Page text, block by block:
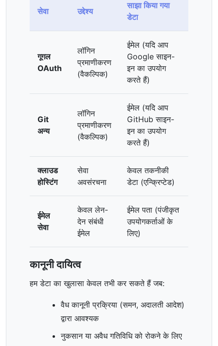
सेवा उद्देश्य
साझा किया गया
डेटा
गूगल
OAuth
लॉगिन
प्रमाणीकरण
(वैकल्पिक)
ईमेल (यदि आप
Google साइन-
इन का उपयोग
करते हैं)
Git
अन्य
लॉगिन
प्रमाणीकरण
(वैकल्पिक)
ईमेल (यदि आप
GitHub साइन-
इन का उपयोग
करते हैं)
क्लाउड
होस्टिंग
सेवा
अवसंरचना
केवल तकनीकी
डेटा (एन्क्रिप्टेड)
ईमेल
सेवा
केवल लेन-
देन संबंधी
ईमेल
ईमेल पता (पंजीकृत
उपयोगकर्ताओं के
लिए)
कानूनी दायित्व
हम डेटा का खुलासा केवल तभी कर सकते हैं जब:
वैध कानूनी प्रक्रिया (समन, अदालती आदेश)
द्वारा आवश्यक
नुकसान या अवैध गतिविधि को रोकने के लिए